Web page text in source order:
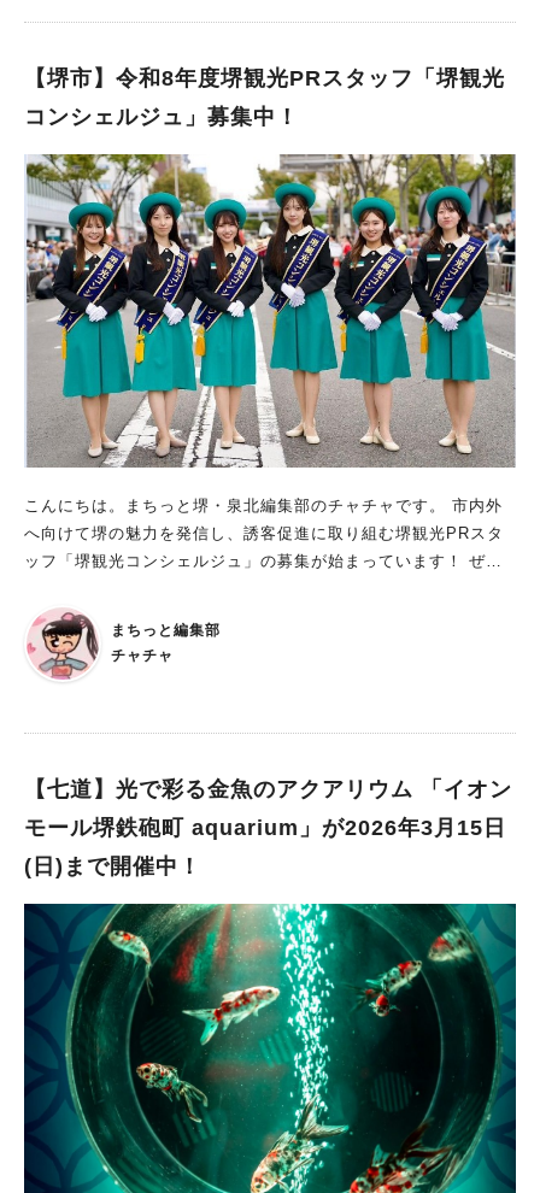
堺市内にお住まいの満６５歳以上の方と介助（必要な場合）の方
と介助の方は無料。（障害者手帳等提示必要） ※20人以上の団
体は割引料金適用 ※その他各種提携割引制度があります。詳し
くはお問い合わせください。 ■調和ーミュシャがめざした作品と
世界を探る 今回の展示では、「調和」がテーマ。 音や色、自然
など、身のまわりにはさまざまな「調和」があり、それらは人に
心地よさをもたらす大切な要素となります。 華やかな女性像で
知られるミュシャですが、作品には生涯に渡って「人々の幸せを
願う気持ち」が込められていたそう。 商業目的の作品であって
も、多くの人が楽しめる表現を追い求めていたということです。
本展では、この施設を代表する大型油彩画《ハーモニー》（縦横
約1.5m×4.5m）を中心に、共通するモチーフや構図からミュシ
ャの想いを探っていきます。 ■無料の音声ガイドあり 展示の一
部では、音声ガイドを楽しむことができます。 展示室入口にあ
は必要ありません。 ※音声ガイドをご利用の際は、イヤホンの
持参が必要。イヤホンがない場合は、スマートフォンのスピーカ
ー音量を小さくし、耳に当てて聞く方法もあります。 ※館内で
場合、通信料は自己負担となります。 堺市内で芸術に触れよ
う！ 芸術作品を、間近に見られる「堺アルフォンス・ミュシャ
館」。 昨年の夏休みに、小学生の娘と行きましたが、うっとり
ってみてはいかがでしょうか？ 来館される際は、館内のマナー
展示の中から、心に響く一枚を見つけられたらいいですね。 ※
画像は全て施設提供
【堺市】令和8年度堺観光PRスタッフ「堺観光
コンシェルジュ」募集中！
こんにちは。まちっと堺・泉北編集部のチャチャです。 市内外
へ向けて堺の魅力を発信し、誘客促進に取り組む堺観光PRスタ
ッフ「堺観光コンシェルジュ」の募集が始まっています！ ぜ
度の「堺観光コンシェルジュ」募集中 募集締め切り：2026年2
月25日(水)当日消印有効 任期：2026年6月1日～2028年5月31日
の二年間 募集人数： 若干名 応募資格 ① 堺の魅力を語ることの
き、宿泊を伴う出張も可能な方。 ④ 芸能プロダクションと専属
は、(公社)堺観光コンベンション協会のHPのPDFをご覧くださ
い。 堺の魅力を発信しよう！ 歴史も文化もグルメも、とても魅
せんか。 あなたの“堺愛”を、ぜひ応募という形で届けてみてくだ
さい！ ※画像は(公社)堺観光コンベンション協会提供
まちっと編集部
チャチャ
【七道】光で彩る金魚のアクアリウム 「イオン
モール堺鉄砲町 aquarium」が2026年3月15日
(日)まで開催中！